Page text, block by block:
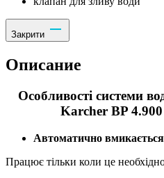
Закрити
Описание
Особливості системи
Karcher BP
Автоматично
Працює тільки коли це